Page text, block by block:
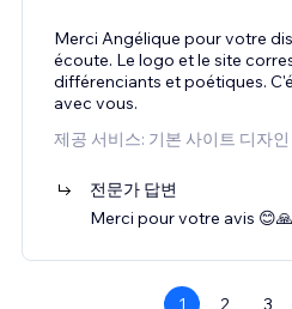
Merci Angélique pour votre
écoute. Le logo et le site
différenciants et poétiques.
avec vous.
제공 서비스: 기본 사이트 디자인
전문가 답변
Merci pour votre avis
1 2 3